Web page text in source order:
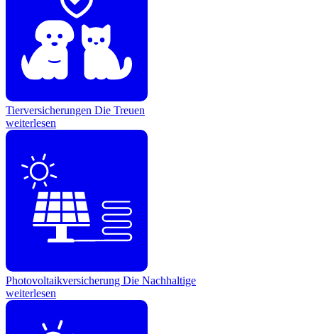
Tierversicherungen Die Treuen
weiterlesen
Photovoltaikversicherung Die Nachhaltige
weiterlesen